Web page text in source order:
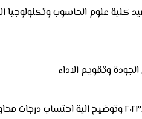
كلية علوم الحاسوب وتكنولوجيا
وتقويم الاداء
تناولت الورشة مجموعة من المحاور حول التعريف بانواع استمارات